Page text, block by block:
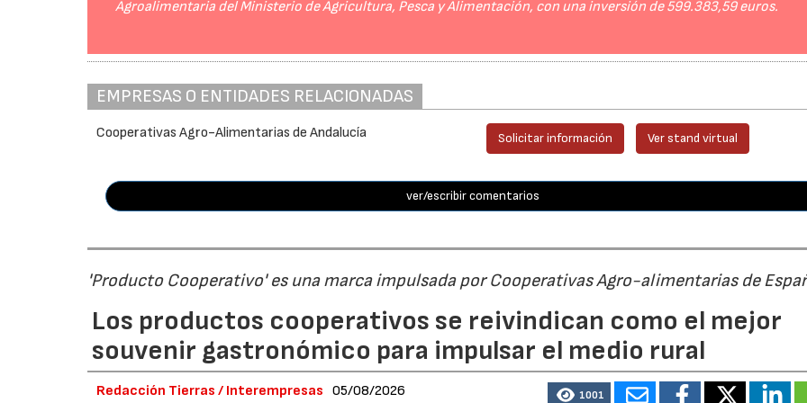
Agroalimentaria del Ministerio de Agricultura, Pesca y Alimentación, con una inversión de 599.383,59 euros.
EMPRESAS O ENTIDADES RELACIONADAS
Cooperativas Agro-Alimentarias de Andalucía Solicitar información Ver stand virtual
ver/escribir comentarios
'Producto Cooperativo' es una marca impulsada por Cooperativas Agro-alimentarias de
Los productos cooperativos se reivindican como el mejor
souvenir gastronómico para impulsar el medio rural
Redacción Tierras / Interempresas 05/08/2026 1001